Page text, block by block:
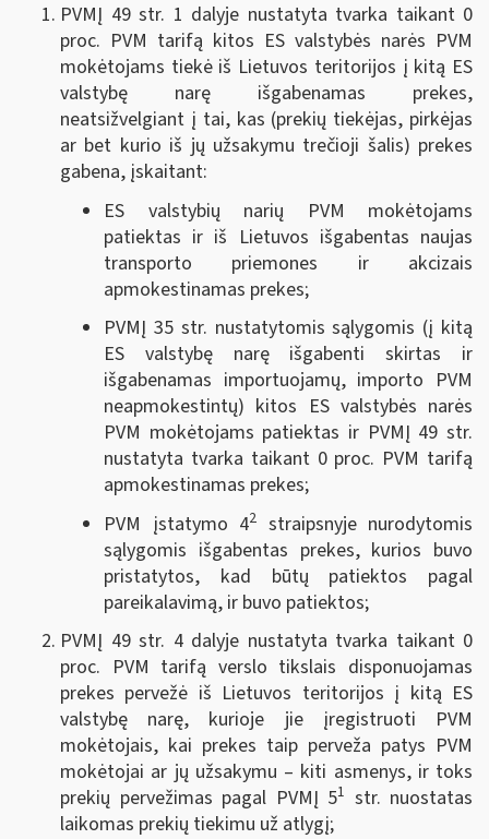
PVMĮ 49 str. 1 dalyje nustatyta tvarka taikant 0
proc. PVM tarifą kitos ES valstybės narės PVM
mokėtojams tiekė iš Lietuvos teritorijos į kitą ES
valstybę narę išgabenamas prekes,
neatsižvelgiant į tai, kas (prekių tiekėjas, pirkėjas
ar bet kurio iš jų užsakymu trečioji šalis) prekes
gabena, įskaitant:
ES valstybių narių PVM mokėtojams
patiektas ir iš Lietuvos išgabentas naujas
transporto priemones ir akcizais
apmokestinamas prekes;
PVMĮ 35 str. nustatytomis sąlygomis (į kitą
ES valstybę narę išgabenti skirtas ir
išgabenamas importuojamų, importo PVM
neapmokestintų) kitos ES valstybės narės
PVM mokėtojams patiektas ir PVMĮ 49 str.
nustatyta tvarka taikant 0 proc. PVM tarifą
apmokestinamas prekes;
PVM įstatymo 42 straipsnyje nurodytomis
sąlygomis išgabentas prekes, kurios buvo
pristatytos, kad būtų patiektos pagal
pareikalavimą, ir buvo patiektos;
PVMĮ 49 str. 4 dalyje nustatyta tvarka taikant 0
proc. PVM tarifą verslo tikslais disponuojamas
prekes pervežė iš Lietuvos teritorijos į kitą ES
valstybę narę, kurioje jie įregistruoti PVM
mokėtojais, kai prekes taip perveža patys PVM
mokėtojai ar jų užsakymu – kiti asmenys, ir toks
prekių pervežimas pagal PVMĮ 51 str. nuostatas
laikomas prekių tiekimu už atlygį;